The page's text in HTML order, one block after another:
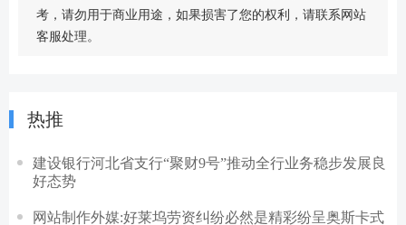
考，请勿用于商业用途，如果损害了您的权利，请联系网站
客服处理。
热推
建设银行河北省支行“聚财9号”推动全行业务稳步发展良
好态势
网站制作外媒:好莱坞劳资纠纷必然是精彩纷呈奥斯卡式